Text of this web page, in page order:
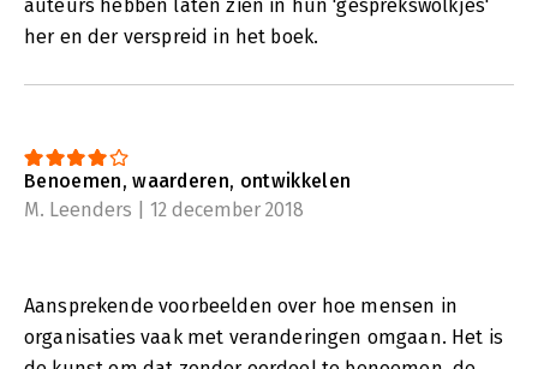
auteurs hebben laten zien in hun 'gesprekswolkjes'
her en der verspreid in het boek.
Benoemen, waarderen, ontwikkelen
M. Leenders | 12 december 2018
Aansprekende voorbeelden over hoe mensen in
organisaties vaak met veranderingen omgaan. Het is